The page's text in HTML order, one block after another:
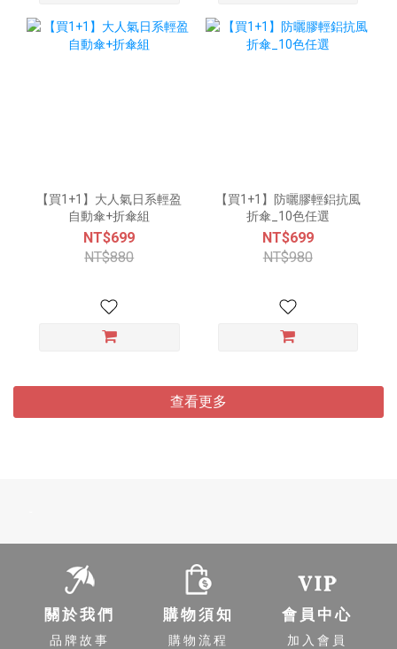
【買1+1】大人氣日系輕盈
自動傘+折傘組
NT$699
NT$880
【買1+1】防曬膠輕鋁抗風
折傘_10色任選
NT$699
NT$980
查看更多
關於我們
品牌故事
購物須知
購物流程
會員中心
加入會員